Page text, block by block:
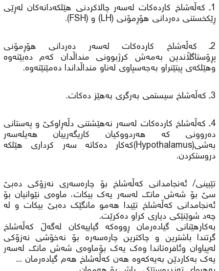
1ـ کەڵەشاخ کاردەکات لەسەر چالاکردنی هێلکەدانەکان لەڕێی
ڕێکخستنی دەردانی هۆڕمۆنی (LH) و (FSH).
2ـ کەڵەشاخ کاردەکات لەسەر دەردانی هۆڕمۆنی
پڕۆستاگڵاندین بەمەش کرژبوونی منداڵدان کەم دەبێتەوە
وهێلکەی پیتێنراو بەجەسپاوی لەناو منداڵداندا دەمێنێتەوە.
3ـ کەڵەشاخ سیستمی بەرگری بەهێز دەکات.
4ـ کەڵەشاخ کاردەکات لەسەر نەهێشتنی دڵەڕاوکێ و پەستانی
دەروونی کە هەردووکیان کاریگەرییان هەیلەسەر
بەشی(Hypothalamus)کەکار دەکاتە سەر کرداری هێلکە
دروستکردن.
تێبینی/ ئەنجامدانی کەڵەشاخ بۆ چارەسەری نەزۆکی دەبێ
سێ بۆ شەش مانگ لەسەر یەک بیکات، ماوەی نێوانیان بۆ
ئەنجامدانی کەڵەشاخ تێیدا هەمو مانگێک دەبێ بیکات و لە
چەد شوێنێکی دیاری کراو دەکرێت.
بەکارهێنانی گیادەرمان ڕووەکە گیاییەکان لەگەڵ کەڵەشاخ
گرتندا باشترین و چاکترین چارەسەرە بۆ نەخۆشی نەزۆکی
لەپیاوان وئافرەتاندا وەک یەک بۆماوەی شەش مانگ لەسەر
یەک بەکاردێن بەیەکەوە هەن کەڵەشاخ هەم گیادەرمان ...